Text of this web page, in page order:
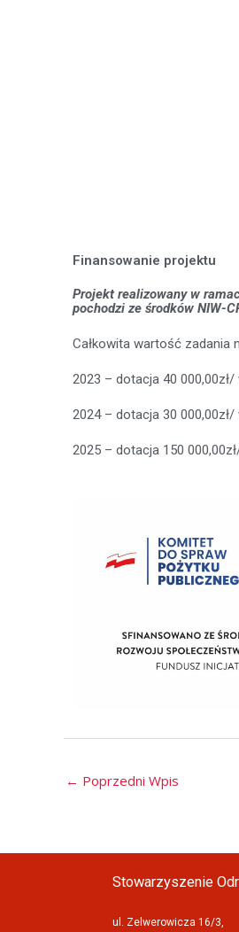
Finansowanie projektu
Projekt realizowany w
pochodzi ze środków NIW-
Całkowita wartość zadania
2023 – dotacja 40 000,00zł/
2024 – dotacja 30 000,00zł/
2025 – dotacja 150
← Poprzedni Wpis
Stowarzyszenie
ul. Zelwerowicza 16/3,